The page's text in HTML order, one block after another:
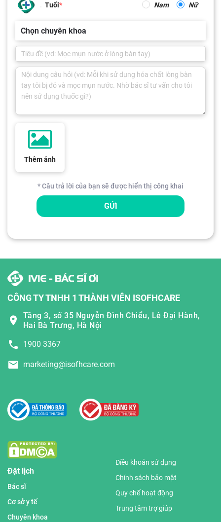
Tuổi Nam Nữ
Chọn chuyên khoa
Thêm ảnh
* Câu trả lời của bạn sẽ được hiển thị công khai
GỬI
CÔNG TY TNHH 1 THÀNH VIÊN ISOFHCARE
Tầng 3, số 35 Nguyễn Đình Chiểu, Lê Đại Hành,
Hai Bà Trưng, Hà Nội
1900 3367
marketing@isofhcare.com
Đặt lịch
Bác sĩ
Cơ sở y tế
Chuyên khoa
Điều khoản sử dụng
Chính sách bảo mật
Quy chế hoạt động
Trung tâm trợ giúp